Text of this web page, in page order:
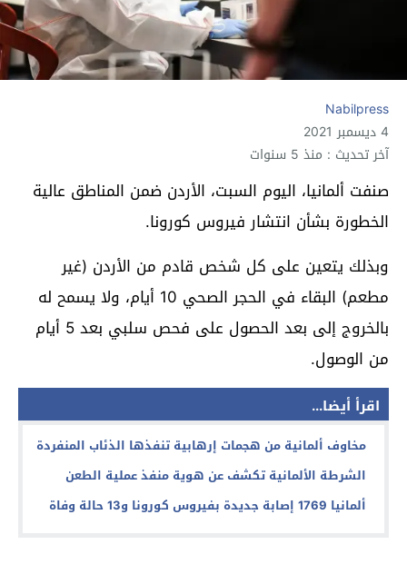
Nabilpress
4 ديسمبر 2021
آخر تحديث : منذ 5 سنوات
صنفت ألمانيا، اليوم السبت، الأردن ضمن المناطق عالية
الخطورة بشأن انتشار فيروس كورونا.
وبذلك يتعين على كل شخص قادم من الأردن (غير
مطعم) البقاء في الحجر الصحي 10 أيام، ولا يسمح له
بالخروج إلى بعد الحصول على فحص سلبي بعد 5 أيام
من الوصول.
اقرأ أيضا...
مخاوف ألمانية من هجمات إرهابية تنفذها الذئاب المنفردة
الشرطة الألمانية تكشف عن هوية منفذ عملية الطعن
ألمانيا 1769 إصابة جديدة بفيروس كورونا و13 حالة وفاة